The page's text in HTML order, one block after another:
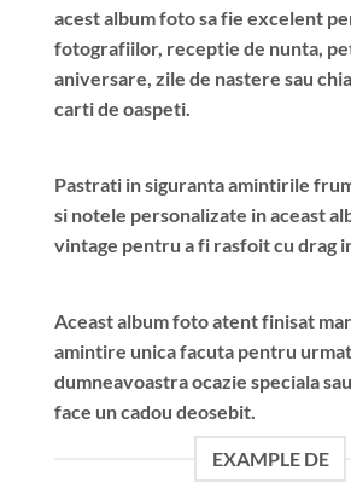
acest album foto sa fie excelent
fotografiilor, receptie de nunta,
aniversare, zile de nastere sau
carti de oaspeti.
Pastrati in siguranta amintirile
si notele personalizate in aceast
vintage pentru a fi rasfoit cu drag
Aceast album foto atent finisat
amintire unica facuta pentru
dumneavoastra ocazie speciala
face un cadou deosebit.
EXAMPLE DE